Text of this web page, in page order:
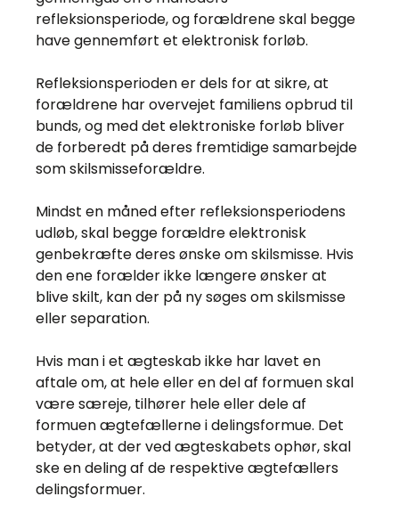
refleksionsperiode, og forældrene skal begge
have gennemført et elektronisk forløb.
Refleksionsperioden er dels for at sikre, at
forældrene har overvejet familiens opbrud til
bunds, og med det elektroniske forløb bliver
de forberedt på deres fremtidige samarbejde
som skilsmisseforældre.
Mindst en måned efter refleksionsperiodens
udløb, skal begge forældre elektronisk
genbekræfte deres ønske om skilsmisse. Hvis
den ene forælder ikke længere ønsker at
blive skilt, kan der på ny søges om skilsmisse
eller separation.
Hvis man i et ægteskab ikke har lavet en
aftale om, at hele eller en del af formuen skal
være særeje, tilhører hele eller dele af
formuen ægtefællerne i delingsformue. Det
betyder, at der ved ægteskabets ophør, skal
ske en deling af de respektive ægtefællers
delingsformuer.